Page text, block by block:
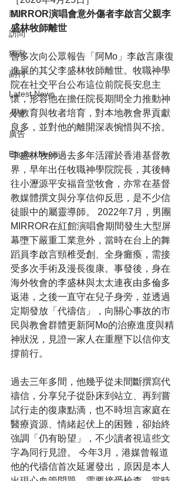
影片
訪問
獨家
副刊
Latest News
火警
廣告
English News
MIRROR演唱會意外傷者李啟言父親李
盛林牧師離世
曾多次向公眾報告「阿Mo」李啟言康復
進展的其父李盛林牧師離世。牧職神學
院在社交平台公布這位前院長安息主
懷，形容他在擔任院長期間全力推動神
學教育與牧者培育，對本地教會界貢獻
良多，並對他的離開深表惋惜與不捨。
李盛林牧師過去多年活躍於香港基督教
界，早年出任牧職神學院院長，其後轉
往小瀝源平安福音堂牧會，亦常在基督
教媒體撰文與分享信仰反思，是不少信
徒眼中的屬靈導師。 2022年7月，男團
MIRROR在紅館演唱會期間發生大型屏
幕墮下嚴重工業意外，當時在台上的舞
蹈員李啟言頸椎受創、全身癱瘓，需接
受多次手術及漫長復康。事發後，身在
海外牧會的李盛林與太太連夜由多倫多
返港，之後一直守在兒子身旁，並透過
定期發放「代禱信」，向關心事故的市
民與教會群體更新阿Mo的治療進度與精
神狀況，見證一家人在重壓下以信仰支
撐前行。
過去三年多間，他幾乎從未間斷撰寫代
禱信，分享兒子從卧床到站立、再到嘗
試行走的復康點滴，也不時坦言家庭在
醫療資源、情緒起伏上的困難，卻始終
強調「仍有盼望」，不少讀者視這些文
字為同行見證。 今年3月，港媒曾報道
他的代禱信首次延遲發出，原因是本人